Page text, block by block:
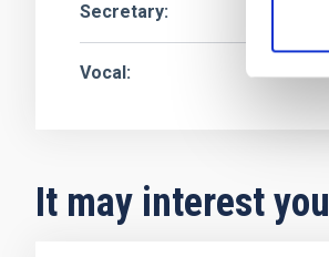
Secretary
Vocal
It may interest you